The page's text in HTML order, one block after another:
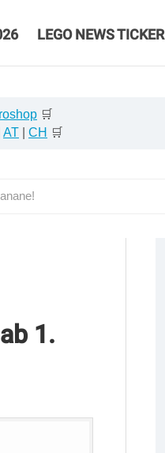
LEGO NEWS TICKER
🛒
AT CH 🛒
1.